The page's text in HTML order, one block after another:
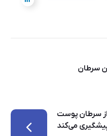
سرطان
ویتامین B3 از سرطان پوست
می‌کند